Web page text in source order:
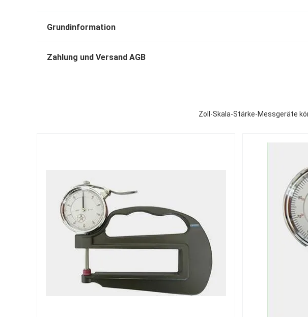
Grundinformation
Zahlung und Versand AGB
Zoll-Skala-Stärke-Messgeräte